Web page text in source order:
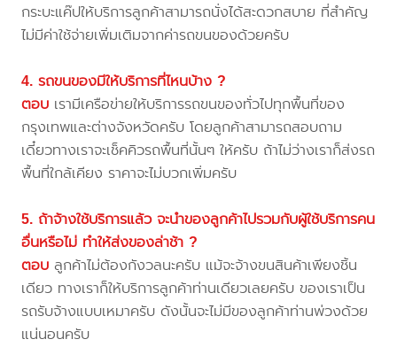
กระบะแค๊ปให้บริการลูกค้าสามารถนั่งได้สะดวกสบาย ที่สำคัญ
ไม่มีค่าใช้จ่ายเพิ่มเติมจากค่ารถขนของด้วยครับ
4. รถขนของมีให้บริการที่ไหนบ้าง ?
ตอบ เรามีเครือข่ายให้บริการรถขนของทั่วไปทุกพื้นที่ของ
กรุงเทพและต่างจังหวัดครับ โดยลูกค้าสามารถสอบถาม
เดี๋ยวทางเราจะเช็คคิวรถพื้นที่นั้นๆ ให้ครับ ถ้าไม่ว่างเราก็ส่งรถ
พื้นที่ใกล้เคียง ราคาจะไม่บวกเพิ่มครับ
5. ถ้าจ้างใช้บริการแล้ว จะนำของลูกค้าไปรวมกับผู้ใช้บริการคน
อื่นหรือไม่ ทำให้ส่งของล่าช้า ?
ตอบ ลูกค้าไม่ต้องกังวลนะครับ แม้จะจ้างขนสินค้าเพียงชิ้น
เดียว ทางเราก็ให้บริการลูกค้าท่านเดียวเลยครับ ของเราเป็น
รถรับจ้างแบบเหมาครับ ดังนั้นจะไม่มีของลูกค้าท่านพ่วงด้วย
แน่นอนครับ